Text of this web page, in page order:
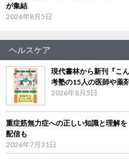
が集結
2026年8月5日
ヘルスケア
現代書林から新刊『こ
考塾の15人の医師や薬
2026年8月5日
重症筋無力症への正しい知識と理解
配信も
2026年7月31日